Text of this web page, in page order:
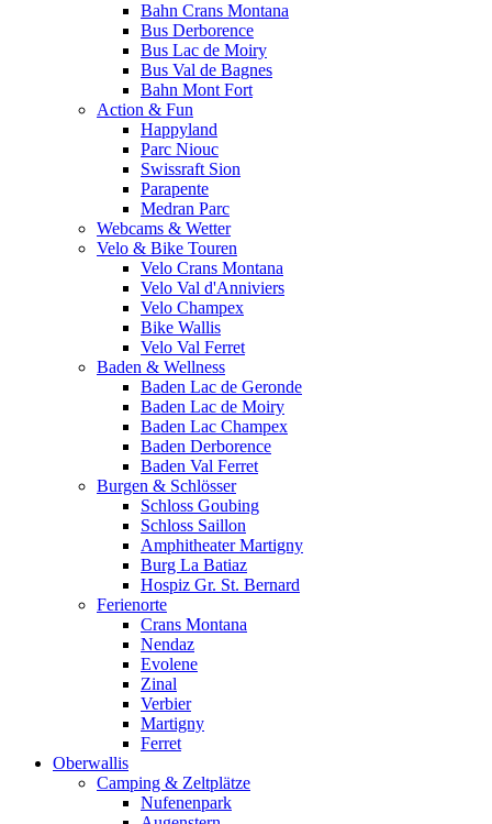
Bahn Crans Montana
Bus Derborence
Bus Lac de Moiry
Bus Val de Bagnes
Bahn Mont Fort
Action & Fun
Happyland
Parc Niouc
Swissraft Sion
Parapente
Medran Parc
Webcams & Wetter
Velo & Bike Touren
Velo Crans Montana
Velo Val d'Anniviers
Velo Champex
Bike Wallis
Velo Val Ferret
Baden & Wellness
Baden Lac de Geronde
Baden Lac de Moiry
Baden Lac Champex
Baden Derborence
Baden Val Ferret
Burgen & Schlösser
Schloss Goubing
Schloss Saillon
Amphitheater Martigny
Burg La Batiaz
Hospiz Gr. St. Bernard
Ferienorte
Crans Montana
Nendaz
Evolene
Zinal
Verbier
Martigny
Ferret
Oberwallis
Camping & Zeltplätze
Nufenenpark